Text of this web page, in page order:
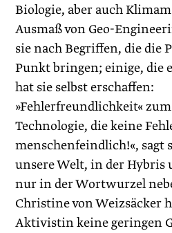
Biologie, aber auch
Ausmaß von Geo-
sie nach Begriffen, die die
Punkt bringen; einige, die
hat sie selbst erschaffen:
»Fehlerfreundlichkeit«
Technologie, die keine
menschenfeindlich!«, sagt
unsere Welt, in der
nur in der Wortwurzel
Christine von Weizsäcker
Aktivistin keine geringen